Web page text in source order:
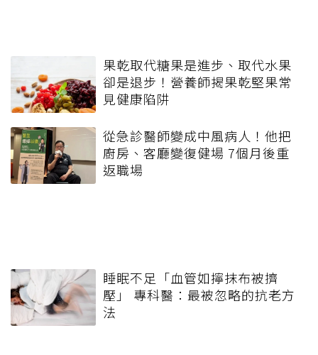
果乾取代糖果是進步、取代水果
卻是退步！營養師揭果乾堅果常
見健康陷阱
從急診醫師變成中風病人！他把
廚房、客廳變復健場 7個月後重
返職場
睡眠不足「血管如擰抹布被擠
壓」 專科醫：最被忽略的抗老方
法